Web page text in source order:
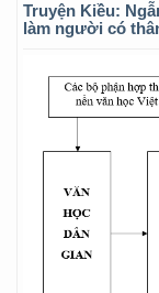
Truyện Kiều:
làm người có